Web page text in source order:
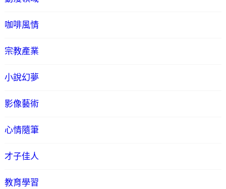
咖啡風情
宗教產業
小說幻夢
影像藝術
心情隨筆
才子佳人
教育學習